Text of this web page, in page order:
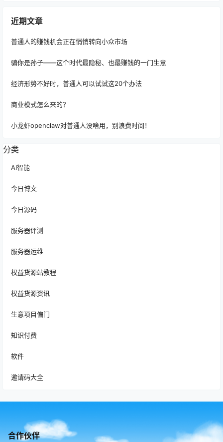
近期文章
普通人的赚钱机会正在悄悄转向小众市场
骗你是孙子——这个时代最隐秘、也最赚钱的一门生意
经济形势不好时，普通人可以试试这20个办法
商业模式怎么来的？
小龙虾openclaw对普通人没啥用，别浪费时间！
分类
AI智能
今日博文
今日源码
服务器评测
服务器运维
权益货源站教程
权益货源资讯
生意项目偏门
知识付费
软件
邀请码大全
合作伙伴